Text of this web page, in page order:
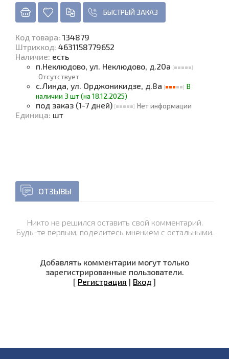
БЫСТРЫЙ ЗАКАЗ
Код товара: 134879
Штрихкод: 4631158779652
Наличие: есть
п.Неклюдово, ул. Неклюдово, д.20а
Отсутствует
с.Линда, ул. Орджоникидзе, д.8а
В
наличии 3 шт (на 18.12.2025)
под заказ (1-7 дней) Нет информации
Единица: шт
ОТЗЫВЫ
Никто не решился оставить свой комментарий.
Будь-те первым, поделитесь мнением с остальными.
Добавлять комментарии могут только
зарегистрированные пользователи.
[ Регистрация | Вход ]